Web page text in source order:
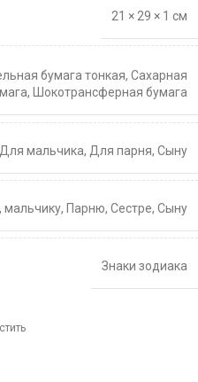
21 × 29 × 1 см
бумага тонкая, Сахарная
, Шокотрансферная бумага
Для мальчика, Для парня, Сыну
, мальчику, Парню, Сестре, Сыну
Знаки зодиака